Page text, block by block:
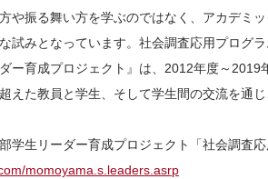
や振る舞い方を学ぶのではなく、アカデミ
試みとなっています。社会調査応用プログラ
ー育成プロジェクト』は、2012年度～
えた教員と学生、そして学生間の交流を通
学生リーダー育成プロジェクト「社会調査
momoyama.s.leaders.asrp